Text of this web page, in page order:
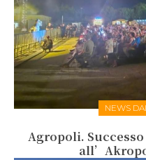
NEWS
Agropoli.